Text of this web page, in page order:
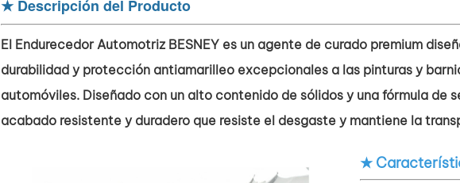
★ Descripción del Producto
El Endurecedor Automotriz BESNEY es un agente de curado premium
durabilidad y protección antiamarilleo excepcionales a las pinturas y
automóviles. Diseñado con un alto contenido de sólidos y una fórmula de
acabado resistente y duradero que resiste el desgaste y mantiene la
★